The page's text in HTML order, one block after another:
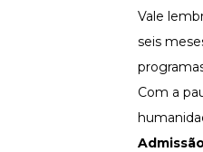
Vale
seis
Com a